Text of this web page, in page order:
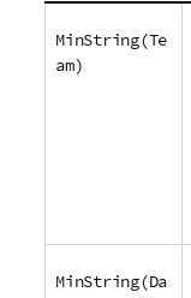
MinString(Te
am)
MinString(Da